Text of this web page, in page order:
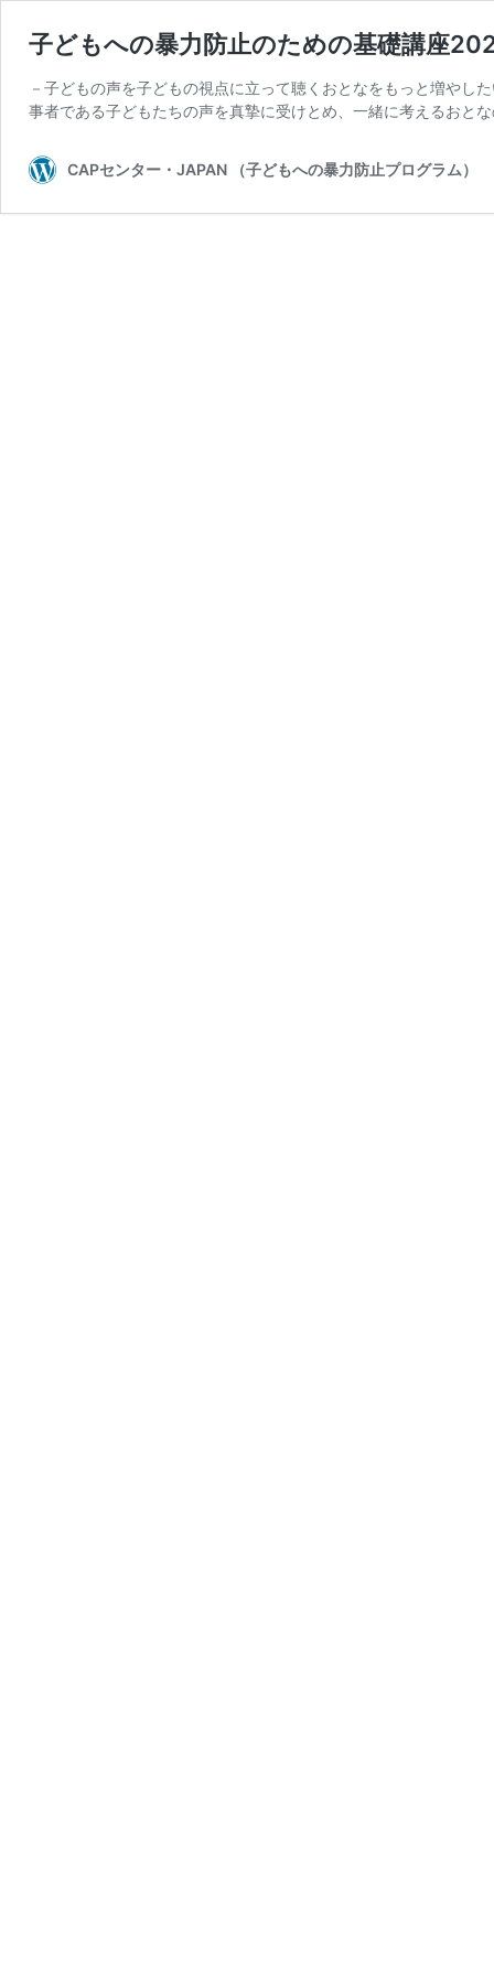
子どもへの暴力防止のための基礎講座
－子どもの声を子どもの視点に立って聴くおとなをもっと増やし
事者である子どもたちの声を真摯に受けとめ、一緒に考えるおと
CAPセンター・JAPAN （子どもへの暴力防止プログラム）